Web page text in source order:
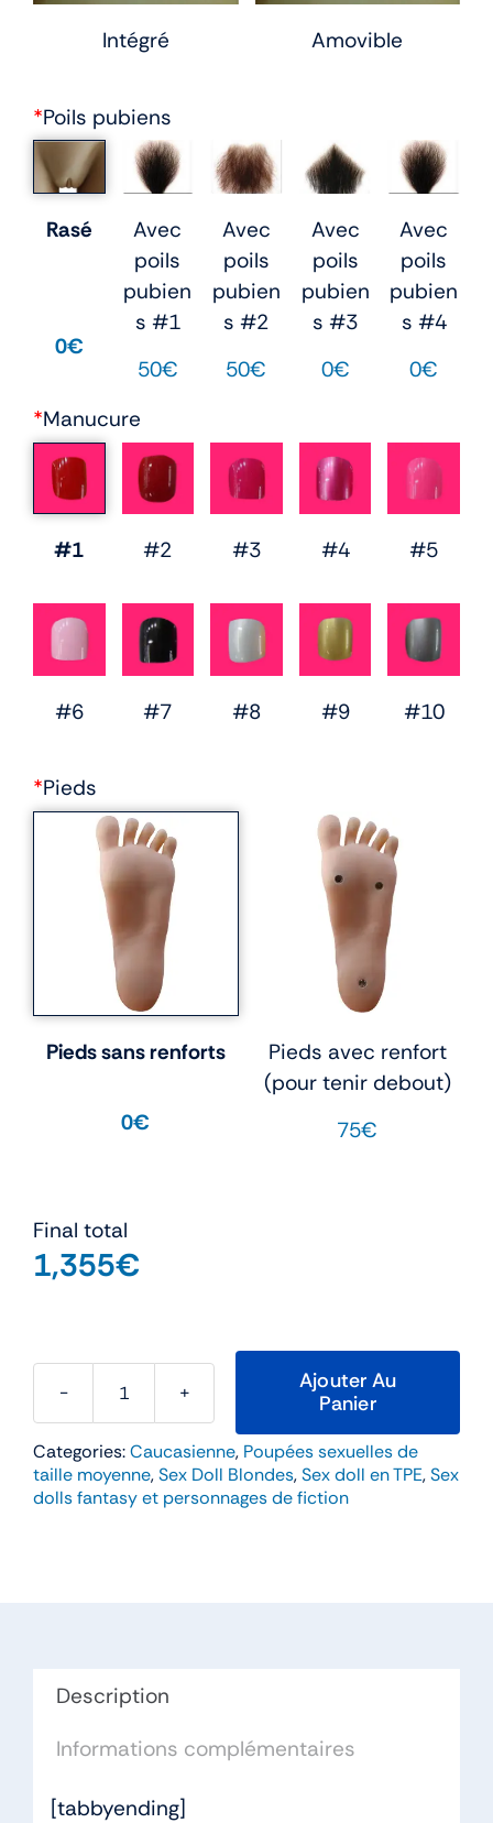
Intégré Amovible
*Poils pubiens
Rasé
0€
Avec
poils
pubien
s #1
50€
Avec
poils
pubien
s #2
50€
Avec
poils
pubien
s #3
0€
Avec
poils
pubien
s #4
0€
*Manucure
#1 #2 #3 #4 #5
#6 #7 #8 #9 #10
*Pieds
Pieds sans renforts
0€
Pieds avec renfort
(pour tenir debout)
75€
Final total
1,355€
quantité
AS
Doll
Ajouter Au
Panier
Categories:Caucasienne, Poupées sexuelles de
taille moyenne,Sex Doll Blondes,Sex doll en TPE,Sex
dolls fantasy et personnages de fiction
Description
Informations complémentaires
[tabbyending]